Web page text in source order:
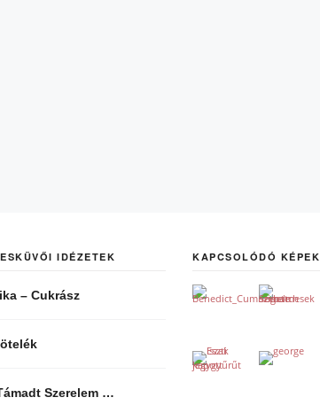
IDÉZETEK
– Cukrász
Szerelem …
KAPCSOLÓDÓ KÉPEK